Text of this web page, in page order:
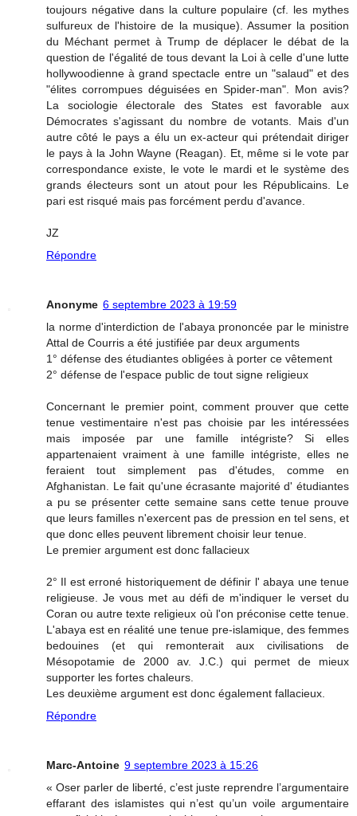
toujours négative dans la culture populaire (cf. les mythes
sulfureux de l'histoire de la musique). Assumer la position
du Méchant permet à Trump de déplacer le débat de la
question de l'égalité de tous devant la Loi à celle d'une lutte
hollywoodienne à grand spectacle entre un "salaud" et des
"élites corrompues déguisées en Spider-man". Mon avis?
La sociologie électorale des States est favorable aux
Démocrates s'agissant du nombre de votants. Mais d'un
autre côté le pays a élu un ex-acteur qui prétendait diriger
le pays à la John Wayne (Reagan). Et, même si le vote par
correspondance existe, le vote le mardi et le système des
grands électeurs sont un atout pour les Républicains. Le
pari est risqué mais pas forcément perdu d'avance.
JZ
Répondre
Anonyme 6 septembre 2023 à 19:59
la norme d'interdiction de l'abaya prononcée par le ministre
Attal de Courris a été justifiée par deux arguments
1° défense des étudiantes obligées à porter ce vêtement
2° défense de l'espace public de tout signe religieux
Concernant le premier point, comment prouver que cette
tenue vestimentaire n'est pas choisie par les intéressées
mais imposée par une famille intégriste? Si elles
appartenaient vraiment à une famille intégriste, elles ne
feraient tout simplement pas d'études, comme en
Afghanistan. Le fait qu'une écrasante majorité d' étudiantes
a pu se présenter cette semaine sans cette tenue prouve
que leurs familles n'exercent pas de pression en tel sens, et
que donc elles peuvent librement choisir leur tenue.
Le premier argument est donc fallacieux
2° Il est erroné historiquement de définir l' abaya une tenue
religieuse. Je vous met au défi de m'indiquer le verset du
Coran ou autre texte religieux où l'on préconise cette tenue.
L'abaya est en réalité une tenue pre-islamique, des femmes
bedouines (et qui remonterait aux civilisations de
Mésopotamie de 2000 av. J.C.) qui permet de mieux
supporter les fortes chaleurs.
Les deuxième argument est donc également fallacieux.
Répondre
Marc-Antoine 9 septembre 2023 à 15:26
« Oser parler de liberté, c’est juste reprendre l’argumentaire
effarant des islamistes qui n’est qu’un voile argumentaire